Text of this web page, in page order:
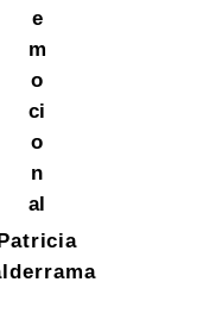
e
m
o
ci
o
n
al